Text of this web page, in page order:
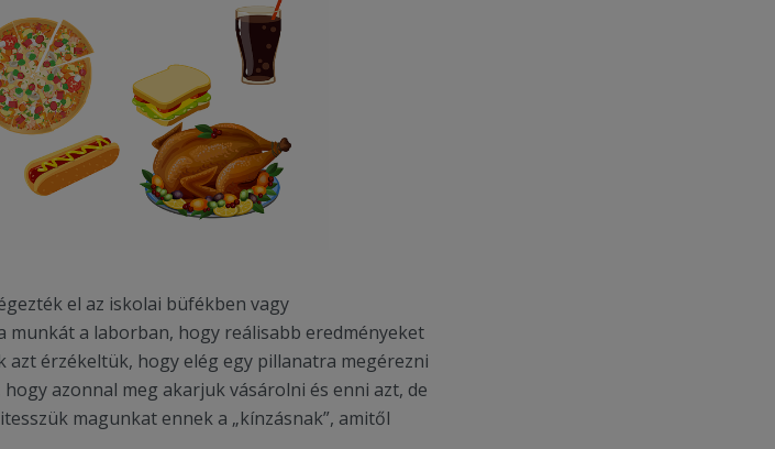
el az iskolai büfékben vagy
a laborban, hogy reálisabb eredményeket
azt érzékeltük, hogy elég egy pillanatra megérezni
azonnal meg akarjuk vásárolni és enni azt, de
magunkat ennek a „kínzásnak”, amitől